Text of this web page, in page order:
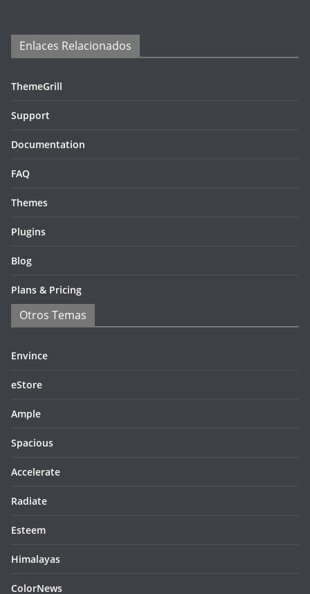
Enlaces Relacionados
ThemeGrill
Support
Documentation
FAQ
Themes
Plugins
Blog
Plans & Pricing
Otros Temas
Envince
eStore
Ample
Spacious
Accelerate
Radiate
Esteem
Himalayas
ColorNews